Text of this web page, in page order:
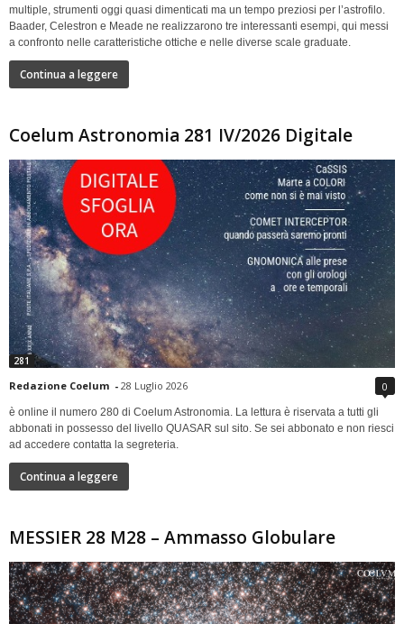
multiple, strumenti oggi quasi dimenticati ma un tempo preziosi per l’astrofilo.
Baader, Celestron e Meade ne realizzarono tre interessanti esempi, qui messi
a confronto nelle caratteristiche ottiche e nelle diverse scale graduate.
Continua a leggere
Coelum Astronomia 281 IV/2026 Digitale
281
Redazione Coelum - 28 Luglio 2026 0
è online il numero 280 di Coelum Astronomia. La lettura è riservata a tutti gli
abbonati in possesso del livello QUASAR sul sito. Se sei abbonato e non riesci
ad accedere contatta la segreteria.
Continua a leggere
MESSIER 28 M28 – Ammasso Globulare